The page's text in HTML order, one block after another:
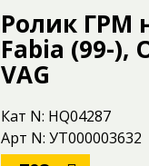
Ролик ГРМ
Fabia (99-),
VAG
Кат N: HQ04287
Арт N: УТ000003632